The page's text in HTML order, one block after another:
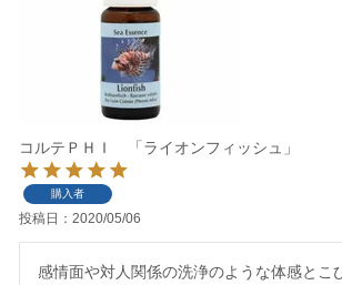
コルテＰＨＩ 「ライオンフィッシュ」
購入者
投稿日 2020/05/06
感情面や対人関係の洗浄のような体感とこ